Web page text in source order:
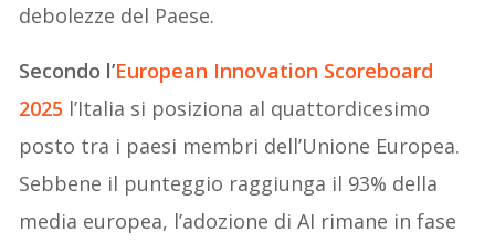
debolezze del Paese.
Secondo l’European Innovation Scoreboard
2025 l’Italia si posiziona al quattordicesimo
posto tra i paesi membri dell’Unione Europea.
Sebbene il punteggio raggiunga il 93% della
media europea, l’adozione di AI rimane in fase